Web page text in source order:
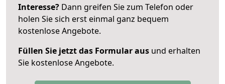
Interesse? Dann greifen Sie zum Telefon oder
holen Sie sich erst einmal ganz bequem
kostenlose Angebote.
Füllen Sie jetzt das Formular aus und erhalten
Sie kostenlose Angebote.